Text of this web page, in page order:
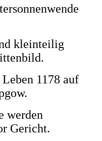
kleinteilig
1178 auf
werden
Gericht.